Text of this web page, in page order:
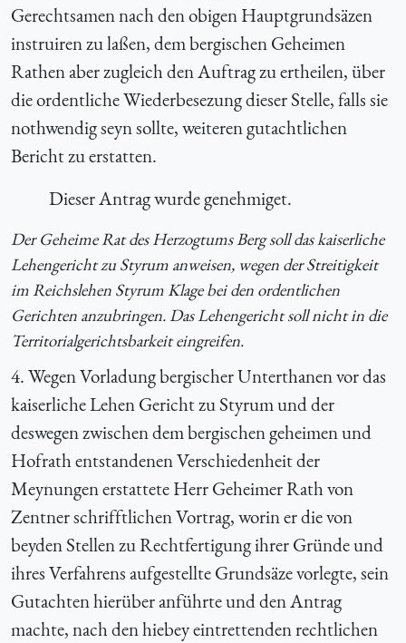
Gerechtsamen nach den obigen Hauptgrundsäzen
instruiren zu laßen, dem bergischen Geheimen
Rathen aber zugleich den Auftrag zu ertheilen, über
die ordentliche Wiederbesezung dieser Stelle, falls sie
nothwendig seyn sollte, weiteren gutachtlichen
Bericht zu erstatten.
Dieser Antrag wurde genehmiget.
Der Geheime Rat des Herzogtums Berg soll das kaiserliche
Lehengericht zu Styrum anweisen, wegen der Streitigkeit
im Reichslehen Styrum Klage bei den ordentlichen
Gerichten anzubringen. Das Lehengericht soll nicht in die
Territorialgerichtsbarkeit eingreifen.
4. Wegen Vorladung bergischer Unterthanen vor das
kaiserliche Lehen Gericht zu Styrum und der
deswegen zwischen dem bergischen geheimen und
Hofrath entstandenen Verschiedenheit der
Meynungen erstattete Herr Geheimer Rath von
Zentner schrifftlichen Vortrag, worin er die von
beyden Stellen zu Rechtfertigung ihrer Gründe und
ihres Verfahrens aufgestellte Grundsäze vorlegte, sein
Gutachten hierüber anführte und den Antrag
machte, nach den hiebey eintrettenden rechtlichen